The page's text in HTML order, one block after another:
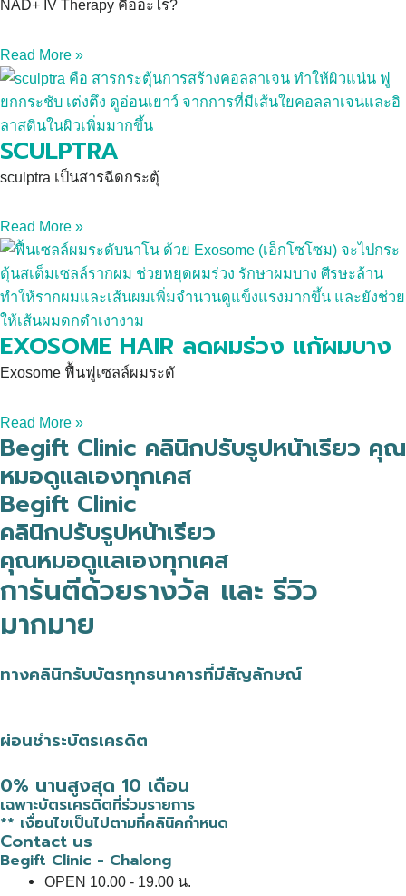
NAD+ IV Therapy คืออะไร?
Read More »
SCULPTRA
sculptra เป็นสารฉีดกระตุ้
Read More »
EXOSOME HAIR ลดผมร่วง แก้ผมบาง
Exosome ฟื้นฟูเซลล์ผมระดั
Read More »
Begift Clinic คลินิกปรับรูปหน้าเรียว คุณ
หมอดูแลเองทุกเคส
Begift Clinic
คลินิกปรับรูปหน้าเรียว
คุณหมอดูแลเองทุกเคส
การันตีด้วยรางวัล และ รีวิว
มากมาย
ทางคลินิกรับบัตรทุกธนาคารที่มีสัญลักษณ์
ผ่อนชำระบัตรเครดิต
0% นานสูงสุด 10 เดือน
เฉพาะบัตรเครดิตที่ร่วมรายการ
** เงื่อนไขเป็นไปตามที่คลินิคกำหนด
Contact us
Begift Clinic - Chalong
OPEN 10.00 - 19.00 น.